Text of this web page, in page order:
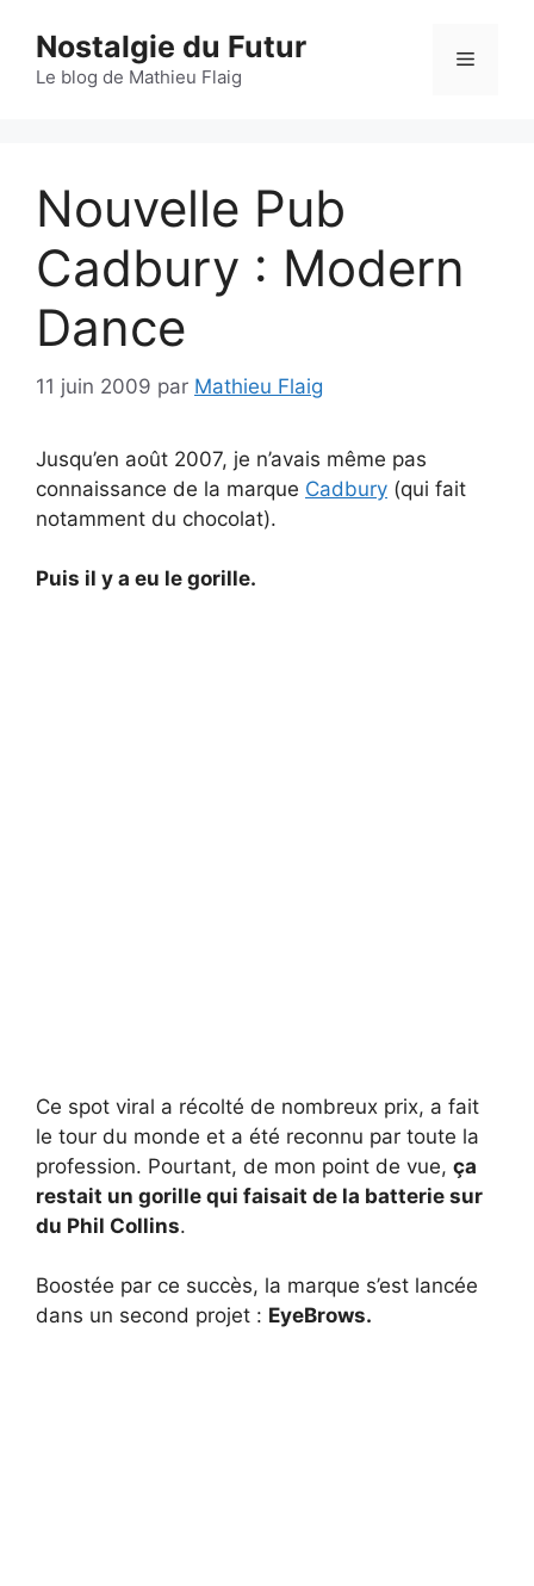
contenu
Nostalgie du Futur
Le blog de Mathieu Flaig
Menu
Nouvelle Pub
Cadbury : Modern
Dance
11 juin 2009 par Mathieu Flaig
Jusqu’en août 2007, je n’avais même pas
connaissance de la marque Cadbury (qui fait
notamment du chocolat).
Puis il y a eu le gorille.
Ce spot viral a récolté de nombreux prix, a fait
le tour du monde et a été reconnu par toute la
profession. Pourtant, de mon point de vue, ça
restait un gorille qui faisait de la batterie sur
du Phil Collins.
Boostée par ce succès, la marque s’est lancée
dans un second projet : EyeBrows.